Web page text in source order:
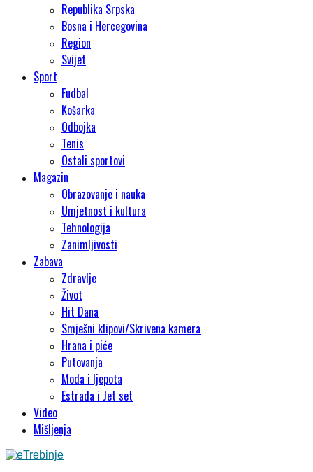
Republika Srpska
Bosna i Hercegovina
Region
Svijet
Sport
Fudbal
Košarka
Odbojka
Tenis
Ostali sportovi
Magazin
Obrazovanje i nauka
Umjetnost i kultura
Tehnologija
Zanimljivosti
Zabava
Zdravlje
Život
Hit Dana
Smješni klipovi/Skrivena kamera
Hrana i piće
Putovanja
Moda i ljepota
Estrada i Jet set
Video
Mišljenja